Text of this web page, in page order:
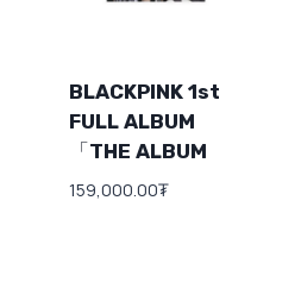
BLACKPINK 1st
FULL ALBUM
「THE ALBUM
159,000.00₮